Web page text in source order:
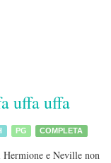
uffa uffa
PG COMPLETA
Hermione e Neville non